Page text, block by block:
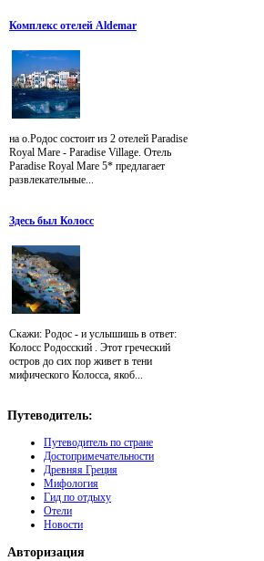
Комплекс отелей Aldemar
на о.Родос состоит из 2 отелей Paradise
Royal Mare - Paradise Village. Отель
Paradise Royal Mare 5* предлагает
развлекательные...
Здесь был Колосс
Скажи: Родос - и услышишь в ответ:
Колосс Родосский . Этот греческий
остров до сих пор живет в тени
мифического Колосса, якоб...
Путеводитель:
Путеводитель по стране
Достопримечательности
Древняя Греция
Мифология
Гид по отдыху
Отели
Новости
Авторизация